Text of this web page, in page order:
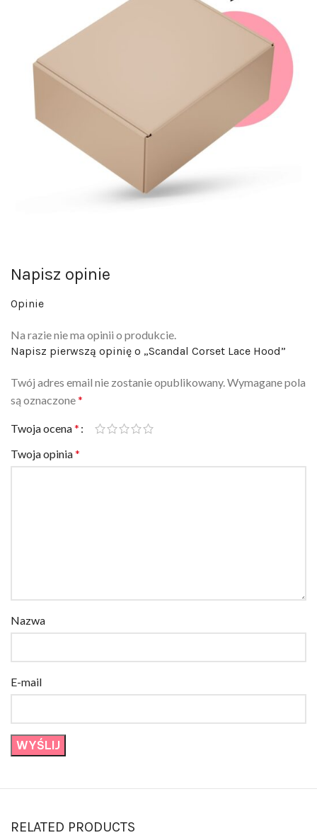
Opinie
Napisz pierwszą opinię o „Scandal Corset Lace Hood”
są oznaczone*
Twoja ocena
Twoja opinia
Nazwa
E-mail